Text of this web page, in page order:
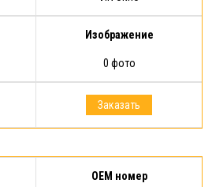
Изображение
0 фото
Заказать
OEM номер